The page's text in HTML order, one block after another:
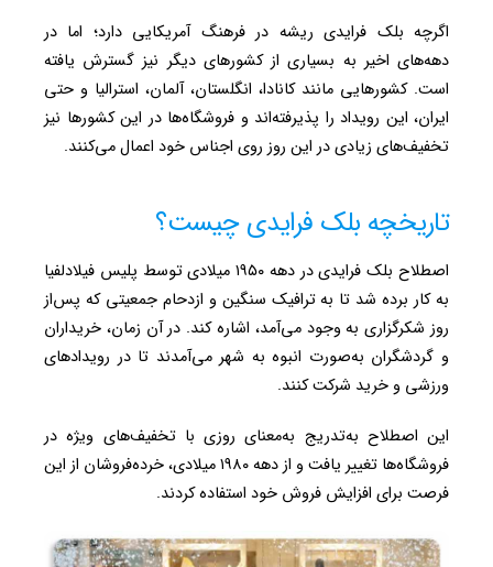
اگرچه بلک فرایدی ریشه در فرهنگ آمریکایی دارد؛ اما در
دهه‌های اخیر به بسیاری از کشورهای دیگر نیز گسترش یافته
است. کشورهایی مانند کانادا، انگلستان، آلمان، استرالیا و حتی
ایران، این رویداد را پذیرفته‌اند و فروشگاه‌ها در این کشورها نیز
تخفیف‌های زیادی در این روز روی اجناس خود اعمال می‌کنند.
تاریخچه بلک فرایدی چیست؟
اصطلاح بلک فرایدی در دهه ۱۹۵۰ میلادی توسط پلیس فیلادلفیا
به کار برده شد تا به ترافیک سنگین و ازدحام جمعیتی که پس‌از
روز شکرگزاری به وجود می‌آمد، اشاره کند. در آن زمان، خریداران
و گردشگران به‌صورت انبوه به شهر می‌آمدند تا در رویدادهای
ورزشی و خرید شرکت کنند.
این اصطلاح به‌تدریج به‌معنای روزی با تخفیف‌های ویژه در
فروشگاه‌ها تغییر یافت و از دهه ۱۹۸۰ میلادی، خرده‌فروشان از این
فرصت برای افزایش فروش خود استفاده کردند.